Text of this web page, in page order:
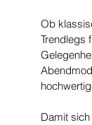
Ob
Trendlegs
Damit